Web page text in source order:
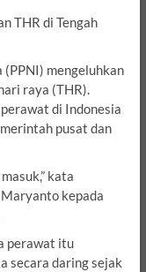
THR di Tengah
mengeluhkan
raya (THR).
di Indonesia
pusat dan
kata
kepada
perawat itu
secara daring sejak